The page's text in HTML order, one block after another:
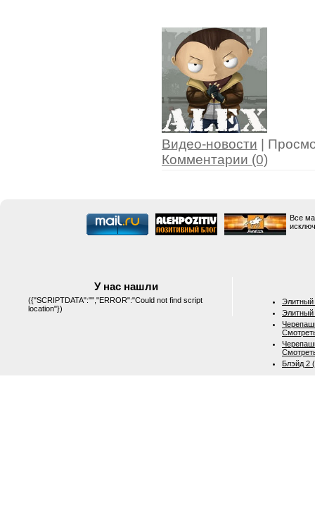
Видео-новости |
Комментарии (0)
Все
У нас нашли
({"SCRIPTDATA":"","ERROR":"Could not find script
location"})
Элитный
Элитный
Блэйд 2